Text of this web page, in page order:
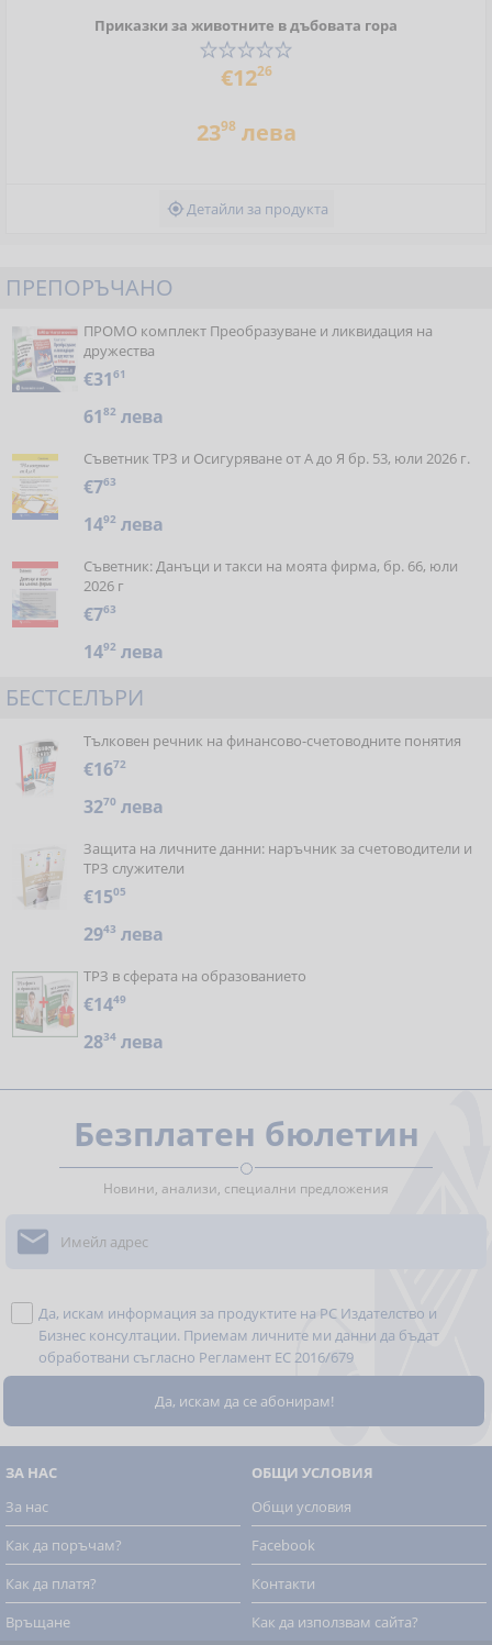
Приказки за животните в дъбовата гора
€1226
2398лева
Детайли за продукта
ПРЕПОРЪЧАНО
ПРОМО комплект Преобразуване и ликвидация на
дружества
€3161
6182 лева
Съветник ТРЗ и Осигуряване от А до Я бр. 53, юли 2026 г.
€763
1492 лева
Съветник: Данъци и такси на моята фирма, бр. 66, юли
2026 г
€763
1492 лева
БЕСТСЕЛЪРИ
Тълковен речник на финансово-счетоводните понятия
€1672
3270 лева
Защита на личните данни: наръчник за счетоводители и
ТРЗ служители
€1505
2943 лева
ТРЗ в сферата на образованието
€1449
2834 лева
Безплатен бюлетин
Новини, анализи, специални предложения

Да, искам информация за продуктите на РС Издателство и
Бизнес консултации. Приемам личните ми данни да бъдат
обработвани съгласно Регламент ЕС 2016/679
ЗА НАС
За нас
Как да поръчам?
Как да платя?
Връщане
ОБЩИ УСЛОВИЯ
Общи условия
Facebook
Контакти
Как да използвам сайта?